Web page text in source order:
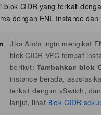
blok CIDR yang terkait
dengan ENI. Instance
Jika Anda ingin mengikat
blok CIDR VPC tempat
berikut: Tambahkan blok
instance berada,
terkait dengan vSwitch,
lanjut, lihat Blok CIDR